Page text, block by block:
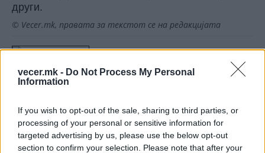
vecer.mk - Do Not Process My Personal
Information
If you wish to opt-out of the sale, sharing to third parties, or
processing of your personal or sensitive information for
targeted advertising by us, please use the below opt-out
section to confirm your selection. Please note that after your
други.
© Vecer.mk, правата за текстот се на редакцијата
ВЕТЕРИНАРИТЕ: Сточарите бараат
итна вакцинација на овците
СКОКНА МИНИМАЛНИОТ ИЗНОС
ЗА К-15: Еве колку пари ќе ви
легнат на сметка годинава